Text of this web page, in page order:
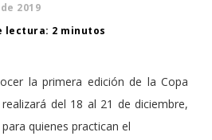
2019
lectura: 2 minutos
la primera edición de la Copa
del 18 al 21 de diciembre,
quienes practican el